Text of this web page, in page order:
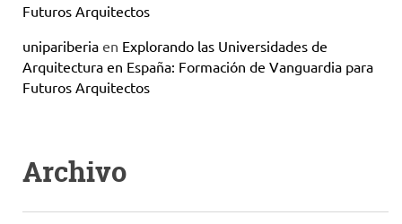
Futuros Arquitectos
unipariberia en Explorando las Universidades de
Arquitectura en España: Formación de Vanguardia para
Futuros Arquitectos
Archivo